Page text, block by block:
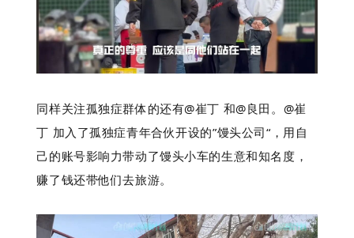
同样关注孤独症群体的还有@崔丁 和@良田。@崔
丁 加入了孤独症青年合伙开设的”馒头公司“，用自
己的账号影响力带动了馒头小车的生意和知名度，
赚了钱还带他们去旅游。